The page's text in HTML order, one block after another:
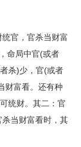
官，官杀当财富
命局中官(或者
杀)少，官(或者
财富看。还有种
统财。其二：官
当财富看时，其